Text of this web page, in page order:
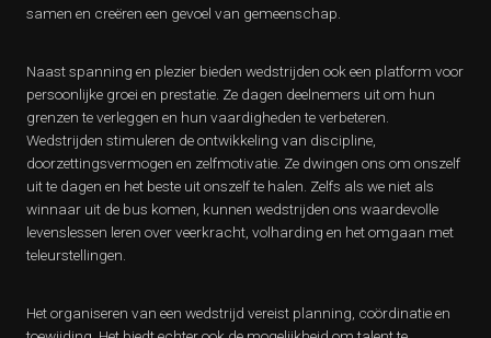
samen en creëren een gevoel van gemeenschap.
Naast spanning en plezier bieden wedstrijden ook een platform voor
persoonlijke groei en prestatie. Ze dagen deelnemers uit om hun
grenzen te verleggen en hun vaardigheden te verbeteren.
Wedstrijden stimuleren de ontwikkeling van discipline,
doorzettingsvermogen en zelfmotivatie. Ze dwingen ons om onszelf
uit te dagen en het beste uit onszelf te halen. Zelfs als we niet als
winnaar uit de bus komen, kunnen wedstrijden ons waardevolle
levenslessen leren over veerkracht, volharding en het omgaan met
teleurstellingen.
Het organiseren van een wedstrijd vereist planning, coördinatie en